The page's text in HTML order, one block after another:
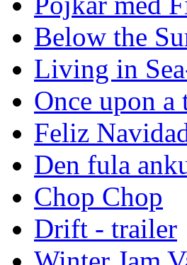
Below the
Living in
Once upon
Feliz
Den fula
Chop Chop
Drift - trailer